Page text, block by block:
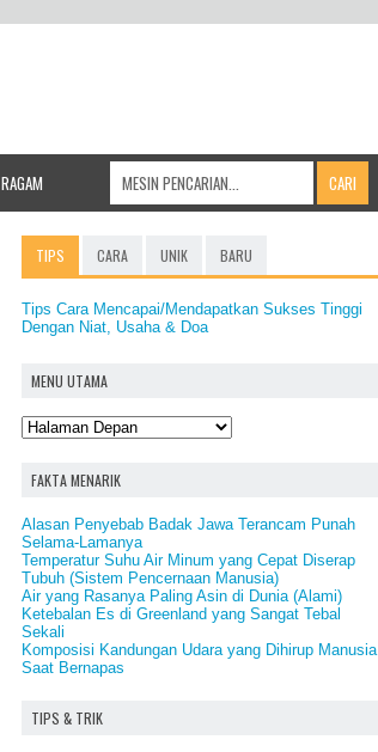
RAGAM
TIPS CARA UNIK BARU
Tips Cara Mencapai/Mendapatkan Sukses Tinggi
Dengan Niat, Usaha & Doa
MENU UTAMA
FAKTA MENARIK
Alasan Penyebab Badak Jawa Terancam Punah
Selama-Lamanya
Temperatur Suhu Air Minum yang Cepat Diserap
Tubuh (Sistem Pencernaan Manusia)
Air yang Rasanya Paling Asin di Dunia (Alami)
Ketebalan Es di Greenland yang Sangat Tebal
Sekali
Komposisi Kandungan Udara yang Dihirup Manusia
Saat Bernapas
TIPS & TRIK